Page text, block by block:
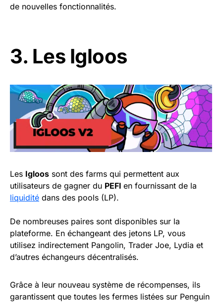
de nouvelles fonctionnalités.
3. Les Igloos
Les Igloos sont des farms qui permettent aux
utilisateurs de gagner du PEFI en fournissant de la
liquidité dans des pools (LP).
De nombreuses paires sont disponibles sur la
plateforme. En échangeant des jetons LP, vous
utilisez indirectement Pangolin, Trader Joe, Lydia et
d’autres échangeurs décentralisés.
Grâce à leur nouveau système de récompenses, ils
garantissent que toutes les fermes listées sur Penguin